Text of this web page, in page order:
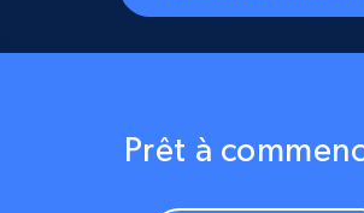
Prêt à